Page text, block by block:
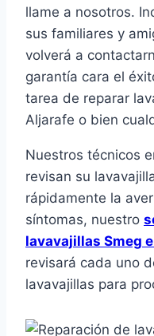
llame a nosotros.
sus familiares y
volverá a
garantía cara el
tarea de reparar
Aljarafe o bien
Nuestros técnicos
revisan su
rápidamente la
síntomas, nuestro
lavavajillas Smeg
revisará cada uno
lavavajillas para